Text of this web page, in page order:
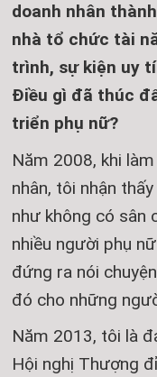
doanh nhân
nhà tổ chức tài
trình, sự kiện uy
Điều gì đã thúc
triển phụ nữ?
Năm 2008, khi
nhân, tôi nhận
như không có sân
nhiều người phụ
đứng ra nói
đó cho những
Năm 2013, tôi là
Hội nghị Thượng